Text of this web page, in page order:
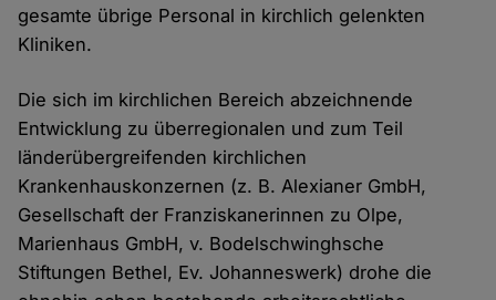
gesamte übrige Personal in kirchlich gelenkten
Kliniken.
Die sich im kirchlichen Bereich abzeichnende
Entwicklung zu überregionalen und zum Teil
länderübergreifenden kirchlichen
Krankenhauskonzernen (z. B. Alexianer GmbH,
Gesellschaft der Franziskanerinnen zu Olpe,
Marienhaus GmbH, v. Bodelschwinghsche
Stiftungen Bethel, Ev. Johanneswerk) drohe die